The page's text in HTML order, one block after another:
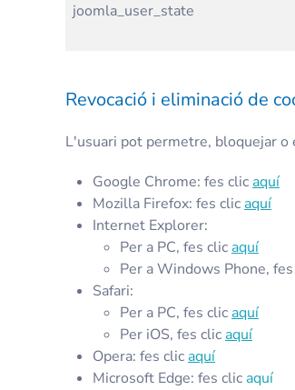
joomla_user_state
Revocació i eliminació de
L'usuari pot permetre, bloquejar o
Google Chrome: fes clic aquí
Mozilla Firefox: fes clic aquí
Internet Explorer:
Per a PC, fes clic aquí
Per a Windows Phone,
Safari:
Per a PC, fes clic aquí
Per iOS, fes clic aquí
Opera: fes clic aquí
Microsoft Edge: fes clic aquí